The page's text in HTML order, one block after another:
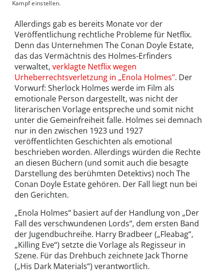
Kampf einstellen.
Allerdings gab es bereits Monate vor der
Veröffentlichung rechtliche Probleme für Netflix.
Denn das Unternehmen The Conan Doyle Estate,
das das Vermächtnis des Holmes-Erfinders
verwaltet, verklagte Netflix wegen
Urheberrechtsverletzung in „Enola Holmes". Der
Vorwurf: Sherlock Holmes werde im Film als
emotionale Person dargestellt, was nicht der
literarischen Vorlage entspreche und somit nicht
unter die Gemeinfreiheit falle. Holmes sei demnach
nur in den zwischen 1923 und 1927
veröffentlichten Geschichten als emotional
beschrieben worden. Allerdings würden die Rechte
an diesen Büchern (und somit auch die besagte
Darstellung des berühmten Detektivs) noch The
Conan Doyle Estate gehören. Der Fall liegt nun bei
den Gerichten.
„Enola Holmes“ basiert auf der Handlung von „Der
Fall des verschwundenen Lords“, dem ersten Band
der Jugendbuchreihe. Harry Bradbeer („Fleabag“,
„Killing Eve“) setzte die Vorlage als Regisseur in
Szene. Für das Drehbuch zeichnete Jack Thorne
(„His Dark Materials“) verantwortlich.